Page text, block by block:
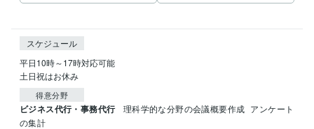
スケジュール
平日10時～17時対応可能
土日祝はお休み
得意分野
ビジネス代行・事務代行 理科学的な分野の会議概要作成 アンケート
の集計